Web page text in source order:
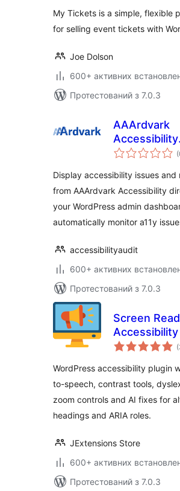
My Tickets is a simple, flexible
for selling event tickets with
Joe Dolson
600+ активних
Протестований з 7.0.3
AAArdvark
Accessibility
Reports
Display accessibility issues and
from AAArdvark Accessibility
your WordPress admin
automatically monitor a11y
accessibilityaudit
600+ активних
Протестований з 7.0.3
Screen
Accessibility
WCAG, Text-
WordPress accessibility plugin
to-speech, contrast tools,
zoom controls and AI fixes for
headings and ARIA roles.
JExtensions Store
600+ активних
Протестований з 7.0.3